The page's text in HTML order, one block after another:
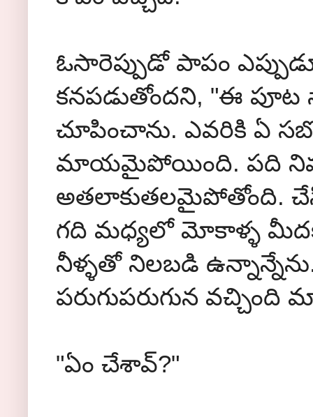
ఓసారెప్పుడో పాపం
కనపడుతోందని, "ఈ
చూపించాను. ఎవరికి ఏ
మాయమైపోయింది. పది
అతలాకుతలమైపోతోంది.
గది మధ్యలో మోకాళ్ళ
నీళ్ళతో నిలబడి ఉన్నాన్నేను.
పరుగుపరుగున వచ్చింది
"ఏం చేశావ్?"